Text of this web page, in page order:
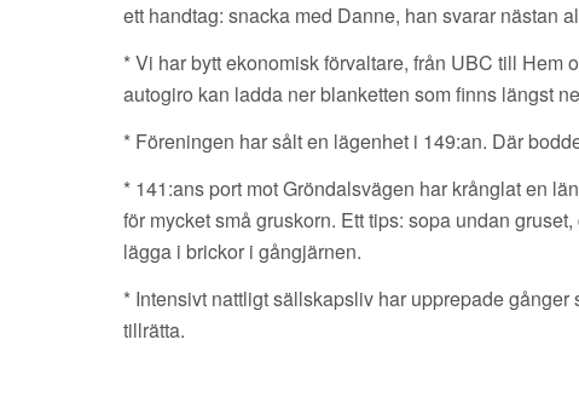
ett handtag: snacka med Danne, han svarar nästan
* Vi har bytt ekonomisk förvaltare, från UBC till Hem
autogiro kan ladda ner blanketten som finns längst
* Föreningen har sålt en lägenhet i 149:an. Där
* 141:ans port mot Gröndalsvägen har krånglat en
för mycket små gruskorn. Ett tips: sopa undan
lägga i brickor i gångjärnen.
* Intensivt nattligt sällskapsliv har upprepade
tillrätta.